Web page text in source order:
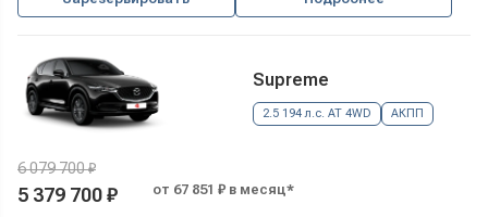
Supreme
2.5 194 л.с. AT 4WD АКПП
6 079 700 ₽
5 379 700 ₽ от 67 851 ₽ в месяц*